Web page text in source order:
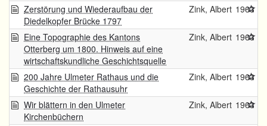
Zerstörung und Wiederaufbau der
Diedelkopfer Brücke 1797
Zink, Albert 1963
Eine Topographie des Kantons
Otterberg um 1800. Hinweis auf eine
wirtschaftskundliche Geschichtsquelle
Zink, Albert 1963
200 Jahre Ulmeter Rathaus und die
Geschichte der Rathausuhr
Zink, Albert 1963
Wir blättern in den Ulmeter
Kirchenbüchern
Zink, Albert 1963